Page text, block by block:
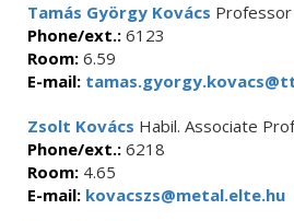
Tamás György Kovács Professor
Phone/ext.: 6123
Room: 6.59
E-mail:
Zsolt Kovács Habil. Associate
Phone/ext.: 6218
Room: 4.65
E-mail: kovacszs@metal.elte.hu